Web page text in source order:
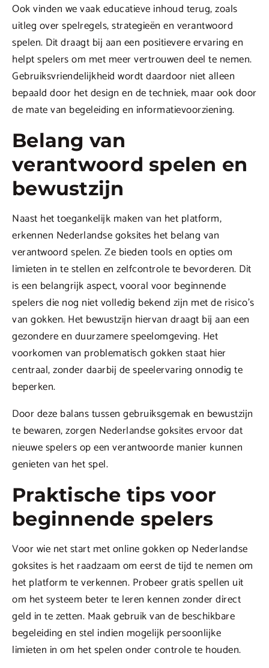
Ook vinden we vaak educatieve inhoud terug, zoals
uitleg over spelregels, strategieën en verantwoord
spelen. Dit draagt bij aan een positievere ervaring en
helpt spelers om met meer vertrouwen deel te nemen.
Gebruiksvriendelijkheid wordt daardoor niet alleen
bepaald door het design en de techniek, maar ook door
de mate van begeleiding en informatievoorziening.
Belang van
verantwoord spelen en
bewustzijn
Naast het toegankelijk maken van het platform,
erkennen Nederlandse goksites het belang van
verantwoord spelen. Ze bieden tools en opties om
limieten in te stellen en zelfcontrole te bevorderen. Dit
is een belangrijk aspect, vooral voor beginnende
spelers die nog niet volledig bekend zijn met de risico’s
van gokken. Het bewustzijn hiervan draagt bij aan een
gezondere en duurzamere speelomgeving. Het
voorkomen van problematisch gokken staat hier
centraal, zonder daarbij de speelervaring onnodig te
beperken.
Door deze balans tussen gebruiksgemak en bewustzijn
te bewaren, zorgen Nederlandse goksites ervoor dat
nieuwe spelers op een verantwoorde manier kunnen
genieten van het spel.
Praktische tips voor
beginnende spelers
Voor wie net start met online gokken op Nederlandse
goksites is het raadzaam om eerst de tijd te nemen om
het platform te verkennen. Probeer gratis spellen uit
om het systeem beter te leren kennen zonder direct
geld in te zetten. Maak gebruik van de beschikbare
begeleiding en stel indien mogelijk persoonlijke
limieten in om het spelen onder controle te houden.